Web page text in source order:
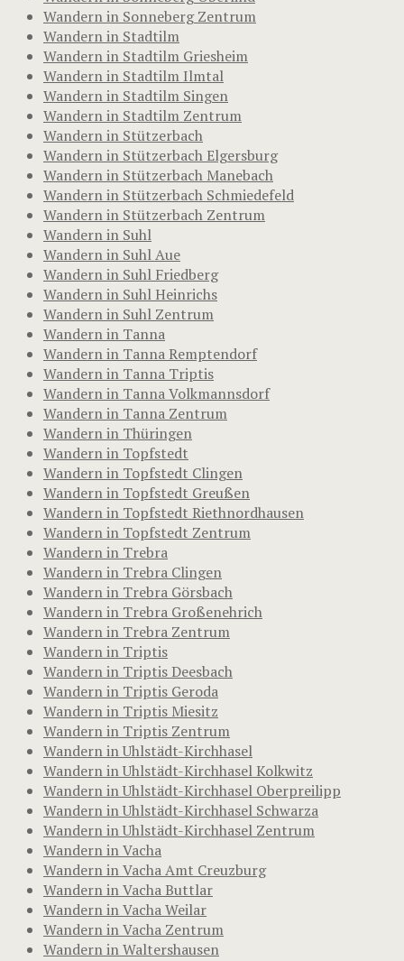
Wandern in Sonneberg Zentrum
Wandern in Stadtilm
Wandern in Stadtilm Griesheim
Wandern in Stadtilm Ilmtal
Wandern in Stadtilm Singen
Wandern in Stadtilm Zentrum
Wandern in Stützerbach
Wandern in Stützerbach Elgersburg
Wandern in Stützerbach Manebach
Wandern in Stützerbach Schmiedefeld
Wandern in Stützerbach Zentrum
Wandern in Suhl
Wandern in Suhl Aue
Wandern in Suhl Friedberg
Wandern in Suhl Heinrichs
Wandern in Suhl Zentrum
Wandern in Tanna
Wandern in Tanna Remptendorf
Wandern in Tanna Triptis
Wandern in Tanna Volkmannsdorf
Wandern in Tanna Zentrum
Wandern in Thüringen
Wandern in Topfstedt
Wandern in Topfstedt Clingen
Wandern in Topfstedt Greußen
Wandern in Topfstedt Riethnordhausen
Wandern in Topfstedt Zentrum
Wandern in Trebra
Wandern in Trebra Clingen
Wandern in Trebra Görsbach
Wandern in Trebra Großenehrich
Wandern in Trebra Zentrum
Wandern in Triptis
Wandern in Triptis Deesbach
Wandern in Triptis Geroda
Wandern in Triptis Miesitz
Wandern in Triptis Zentrum
Wandern in Uhlstädt-Kirchhasel
Wandern in Uhlstädt-Kirchhasel Kolkwitz
Wandern in Uhlstädt-Kirchhasel Oberpreilipp
Wandern in Uhlstädt-Kirchhasel Schwarza
Wandern in Uhlstädt-Kirchhasel Zentrum
Wandern in Vacha
Wandern in Vacha Amt Creuzburg
Wandern in Vacha Buttlar
Wandern in Vacha Weilar
Wandern in Vacha Zentrum
Wandern in Waltershausen